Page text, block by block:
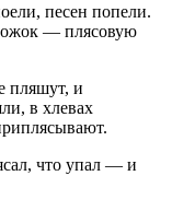
песен попели.
— плясовую
пляшут, и
в хлевах
что упал — и